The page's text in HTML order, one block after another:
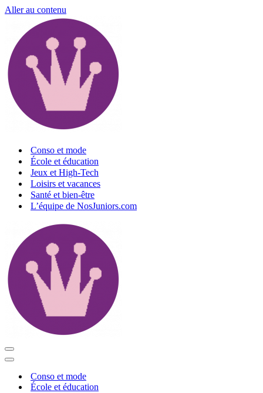
Aller au contenu
Conso et mode
École et éducation
Jeux et High-Tech
Loisirs et vacances
Santé et bien-être
L’équipe de NosJuniors.com
Menu
de
Menu
navigationConso et mode
École et éducation